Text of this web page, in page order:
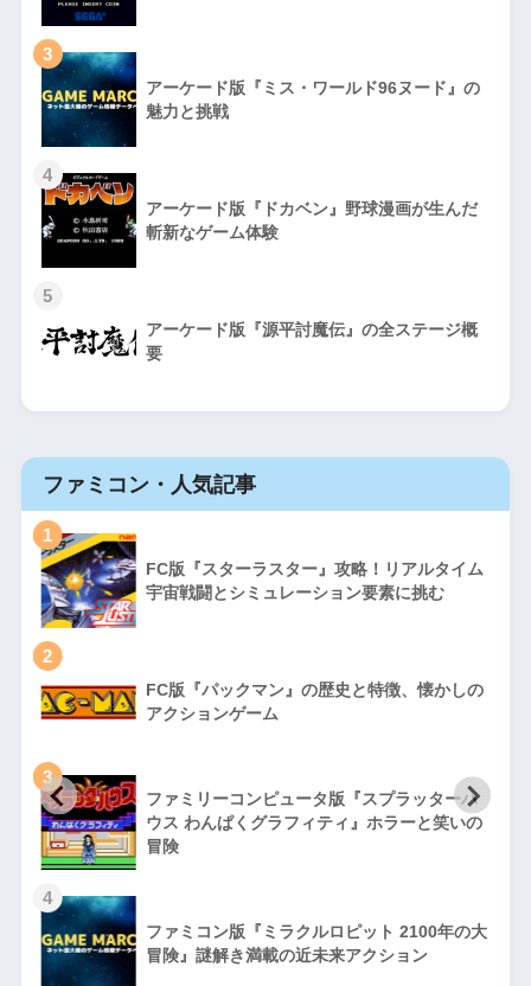
3
アーケード版『ミス・ワールド96ヌード』の
魅力と挑戦
4
アーケード版『ドカベン』野球漫画が生んだ
斬新なゲーム体験
5
アーケード版『源平討魔伝』の全ステージ概
要
ファミコン・人気記事
1
FC版『スターラスター』攻略！リアルタイム
宇宙戦闘とシミュレーション要素に挑む
2
FC版『パックマン』の歴史と特徴、懐かしの
アクションゲーム
3
ファミリーコンピュータ版『スプラッターハ
ウス わんぱくグラフィティ』ホラーと笑いの
冒険
4
ファミコン版『ミラクルロピット 2100年の大
冒険』謎解き満載の近未来アクション